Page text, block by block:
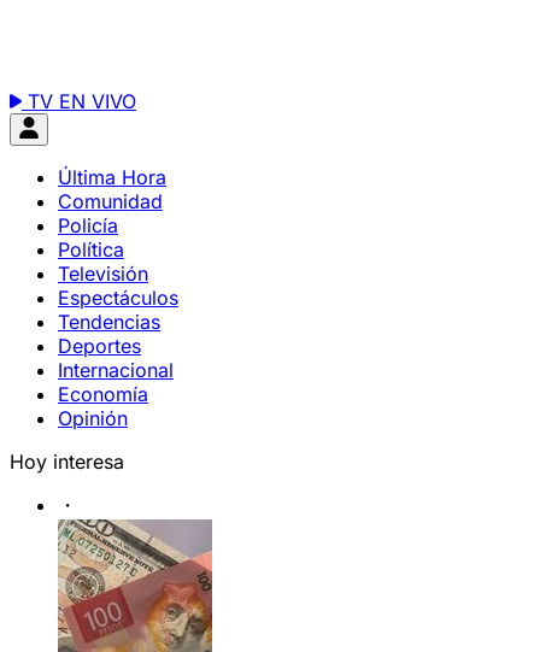
TV EN VIVO
Última Hora
Comunidad
Policía
Política
Televisión
Espectáculos
Tendencias
Deportes
Internacional
Economía
Opinión
Hoy interesa